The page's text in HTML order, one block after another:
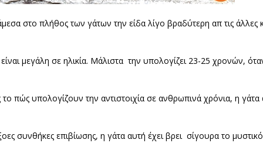
στο πλήθος των γάτων την είδα λίγο βραδύτερη απ τις άλλες
μεγάλη σε ηλικία. Μάλιστα την υπολογίζει 23-25 χρονών,
πώς υπολογίζουν την αντιστοιχία σε ανθρωπινά χρόνια, η γάτα
συνθήκες επιβίωσης, η γάτα αυτή έχει βρει σίγουρα το μυστικό